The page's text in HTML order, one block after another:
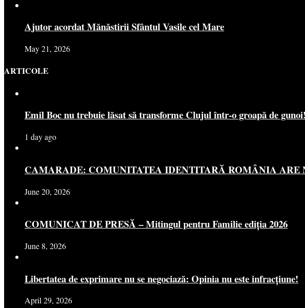
Ajutor acordat Mănăstirii Sfântul Vasile cel Mare
May 21, 2026
ARTICOLE
Emil Boc nu trebuie lăsat să transforme Clujul într-o groapă de gunoi!
1 day ago
CAMARADE: COMUNITATEA IDENTITARĂ ROMÂNIA
June 20, 2026
COMUNICAT DE PRESĂ – Mitingul pentru Familie ediția 2026
June 8, 2026
Libertatea de exprimare nu se negociază: Opinia nu este infracțiune!
April 29, 2026